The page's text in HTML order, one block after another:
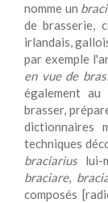
nomme un
de brasserie,
irlandais,
par exemple
en vue de
également au
brasser,
dictionnaires
techniques
braciariuslui-
braciare,
composés